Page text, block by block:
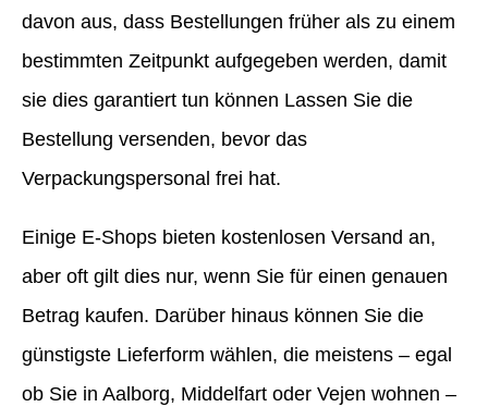
davon aus, dass Bestellungen früher als zu einem
bestimmten Zeitpunkt aufgegeben werden, damit
sie dies garantiert tun können Lassen Sie die
Bestellung versenden, bevor das
Verpackungspersonal frei hat.
Einige E-Shops bieten kostenlosen Versand an,
aber oft gilt dies nur, wenn Sie für einen genauen
Betrag kaufen. Darüber hinaus können Sie die
günstigste Lieferform wählen, die meistens – egal
ob Sie in Aalborg, Middelfart oder Vejen wohnen –